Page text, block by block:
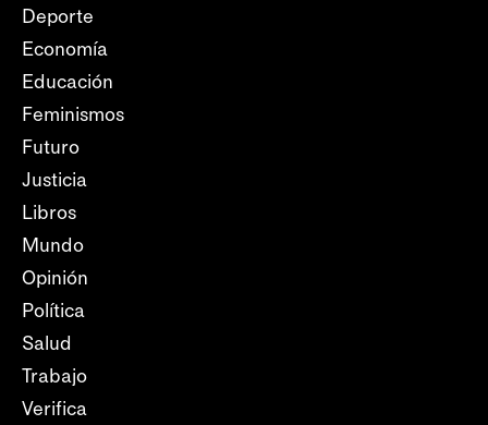
Deporte
Economía
Educación
Feminismos
Futuro
Justicia
Libros
Mundo
Opinión
Política
Salud
Trabajo
Verifica